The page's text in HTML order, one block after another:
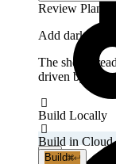

Review Plan
Add dark
The shell
driven by OS

Build Locally

Build in Cloud
Build